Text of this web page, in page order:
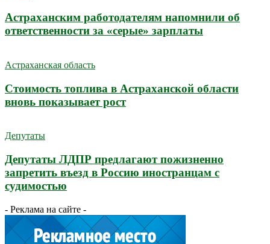
Астраханским работодателям напомнили об
ответственности за «серые» зарплаты
Астраханская область
Стоимость топлива в Астраханской области
вновь показывает рост
Депутаты
Депутаты ЛДПР предлагают пожизненно
запретить въезд в Россию иностранцам с
судимостью
- Реклама на сайте -